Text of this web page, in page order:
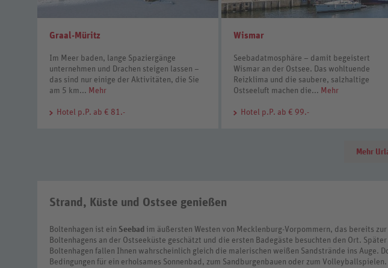
Graal-Müritz
Im Meer baden, lange Spaziergänge
unternehmen und Drachen steigen lassen –
das sind nur einige der Aktivitäten, die Sie
am 5 km... Mehr
Hotel p.P. ab € 81.-
Wismar
Seebadatmosphäre – damit begeistert
Wismar an der Ostsee. Das wohltuende
Reizklima und die saubere, salzhaltige
Ostseeluft machen die... Mehr
Hotel p.P. ab € 99.-
Mehr
Strand, Küste und Ostsee genießen
Boltenhagen ist ein Seebad im äußersten Westen von Mecklenburg-Vorpommern, das bereits
Boltenhagens an der Ostseeküste geschätzt und die ersten Badegäste besuchten den Ort.
Boltenhagen fallen Ihnen wahrscheinlich gleich die malerischen weißen Sandstrände ins Auge.
Bedingungen für ein erholsames Sonnenbad, zum Sandburgenbauen oder zum